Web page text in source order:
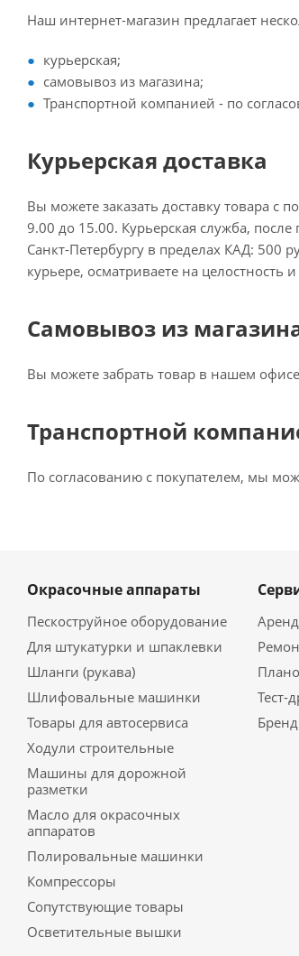
Наш интернет-магазин предлагает
курьерская;
самовывоз из магазина;
Транспортной компанией - по
Курьерская доставка
Вы можете заказать доставку товара
9.00 до 15.00. Курьерская служба,
Санкт-Петербургу в пределах КАД: 500
курьере, осматриваете на
Самовывоз из
Вы можете забрать товар в нашем
Транспортной
По согласованию с покупателем, мы
Окрасочные аппараты
Пескоструйное оборудование
Для штукатурки и шпаклевки
Шланги (рукава)
Шлифовальные машинки
Товары для автосервиса
Ходули строительные
Машины для дорожной
разметки
Масло для окрасочных
аппаратов
Полировальные машинки
Компрессоры
Сопутствующие товары
Осветительные вышки
Тест-